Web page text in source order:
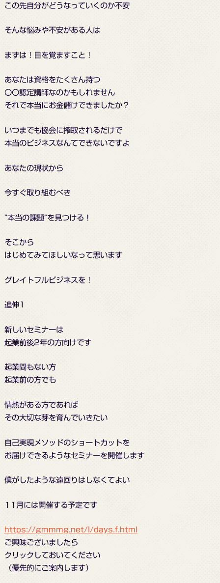
この先自分がどうなっていくのか不安
そんな悩みや不安がある人は
まずは！目を覚ますこと！
あなたは資格をたくさん持つ
〇〇認定講師なのかもしれません
それで本当にお金儲けできましたか？
いつまでも協会に搾取されるだけで
本当のビジネスなんてできないですよ
あなたの現状から
今すぐ取り組むべき
”本当の課題”を見つける！
そこから
はじめてみてほしいなって思います
グレイトフルビジネスを！
追伸1
新しいセミナーは
起業前後2年の方向けです
起業間もない方
起業前の方でも
情熱がある方であれば
その大切な芽を育んでいきたい
自己実現メソッドのショートカットを
お届けできるようなセミナーを開催します
僕がしたような遠回りはしなくてよい
11月には開催する予定です
https://gmmmg.net/l/days.f.html
ご興味ございましたら
クリックしておいてください
（優先的にご案内します）